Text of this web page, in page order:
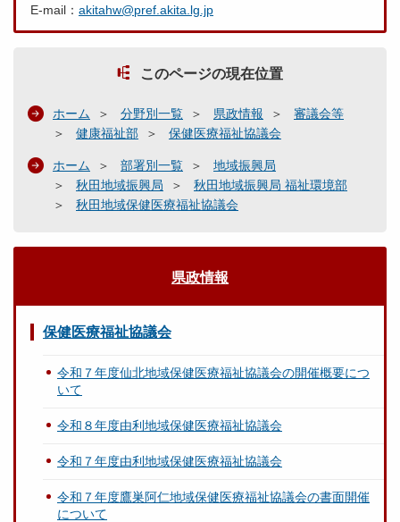
E-mail： akitahw@pref.akita.lg.jp
このページの現在位置
ホーム 分野別一覧 県政情報
審議会等
健康福祉部
保健医療福祉協議会
ホーム 部署別一覧
地域振興局
秋田地域振興局
秋田地域振興局 福祉環境部
秋田地域保健医療福祉協議会
県政情報
保健医療福祉協議会
令和７年度仙北地域保健医療福祉協議会の開催概要につ
いて
令和８年度由利地域保健医療福祉協議会
令和７年度由利地域保健医療福祉協議会
令和７年度鷹巣阿仁地域保健医療福祉協議会の書面開催
について